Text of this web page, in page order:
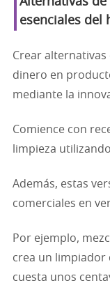
esenciales del
Crear
dinero en
mediante la
Comience con
limpieza
Además, estas
comerciales en
Por ejemplo,
crea un limpiador
cuesta unos